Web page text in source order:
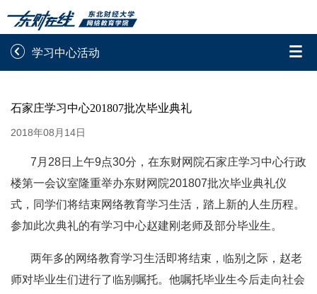

 学习中心活动
学籍查询 学生证查询打印
学籍相关申请 论文综合评定系统
信息确认及测试
重置密码
石家庄学习中心201807批次毕业典礼
2018年08月14日
7月28日上午9点30分，在东财网院石家庄学习中心行政
楼第一会议室隆重举办东财网院201807批次毕业典礼仪
式，同学们将结束网络教育学习生活，踏上新的人生历程。
参加此次典礼的有学习中心赵建刚老师及部分毕业生。
两年多的网络教育学习生活即将结束，临别之际，赵老
师对毕业生们进行了临别嘱托。他嘱托毕业生今后走向社会